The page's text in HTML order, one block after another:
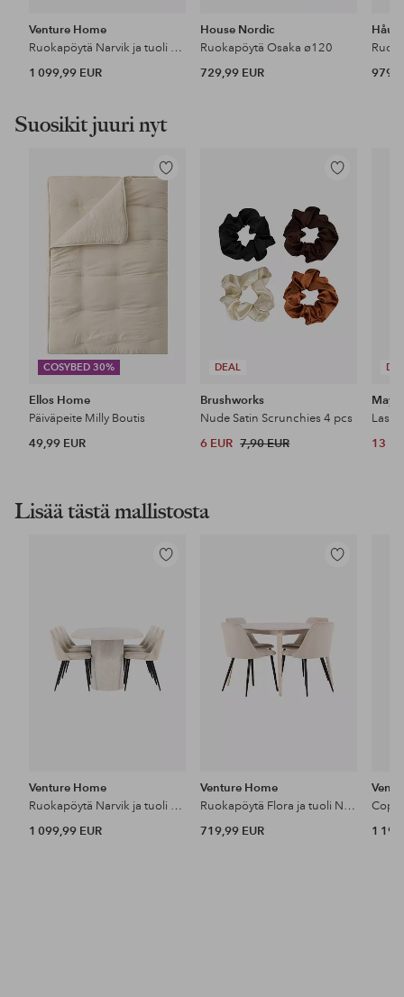
Venture Home
Ruokapöytä Narvik ja tuoli Night
1 099,99 EUR
House Nordic
Ruokapöytä Osaka ø120
729,99 EUR
Suosikit juuri nyt
COSYBED 30%
Lisää
Ellos Home
Päiväpeite Milly Boutis
49,99 EUR
DEAL
Lisää
Brushworks
Nude Satin Scrunchies 4 pcs
6 EUR 7,90 EUR 13
Lisää tästä mallistosta
Lisää
Venture Home
Ruokapöytä Narvik ja tuoli Night
1 099,99 EUR
Lisää
Venture Home
Ruokapöytä Flora ja tuoli Night
719,99 EUR
1